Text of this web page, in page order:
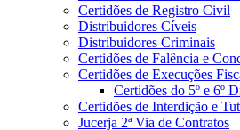
Certidões de Registro Civil
Distribuidores Cíveis
Distribuidores Criminais
Certidões de Falência e
Certidões de Execuções
Certidões do 5º e 6º
Certidões de Interdição e
Jucerja 2ª Via de Contratos